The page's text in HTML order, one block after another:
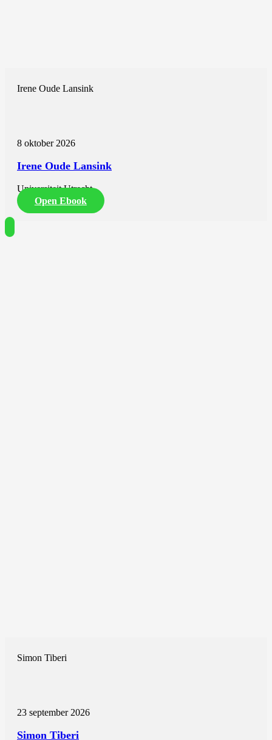
Irene Oude Lansink
8 oktober 2026
Irene Oude Lansink
Universiteit Utrecht
Open Ebook
Simon Tiberi
23 september 2026
Simon Tiberi